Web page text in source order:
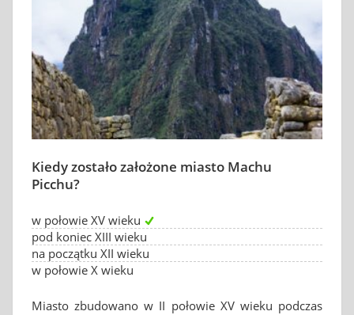
Kiedy zostało założone miasto Machu
Picchu?
w połowie XV wieku
pod koniec XIII wieku
na początku XII wieku
w połowie X wieku
Miasto zbudowano w II połowie XV wieku podczas